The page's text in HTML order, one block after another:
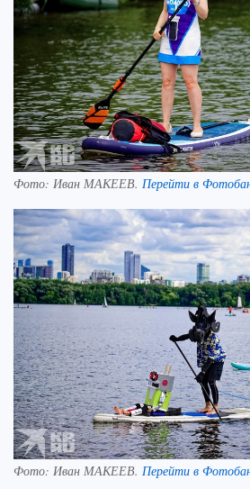
Фото: Иван МАКЕЕВ. Перейти в
Фото: Иван МАКЕЕВ. Перейти в